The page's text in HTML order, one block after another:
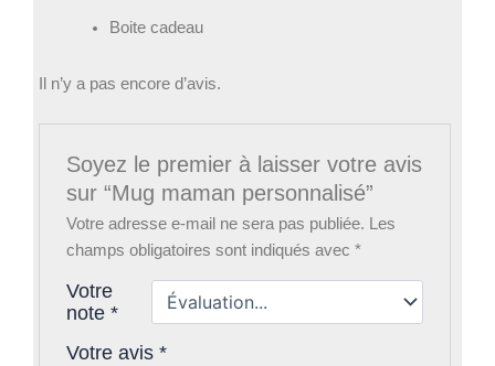
Boite cadeau
Il n’y a pas encore d’avis.
Soyez le premier à laisser votre avis
sur “Mug maman personnalisé”
Votre adresse e-mail ne sera pas publiée.
Les
champs obligatoires sont indiqués avec*
Votre
note*
Votre avis*